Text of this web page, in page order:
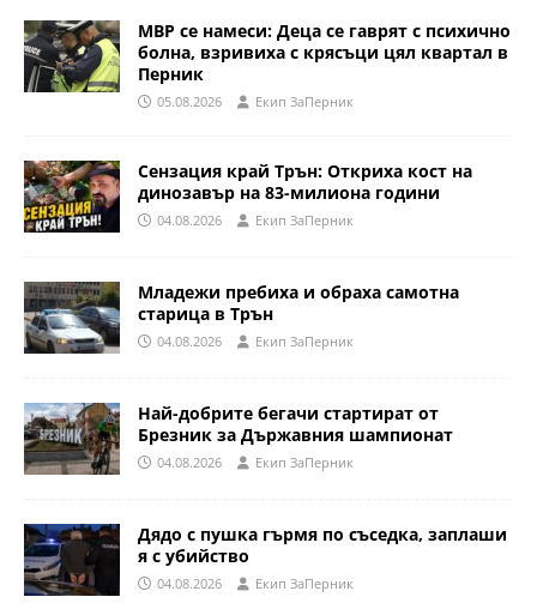
МВР се намеси: Деца се гаврят с психично
болна, взривиха с крясъци цял квартал в
Перник
05.08.2026 Eкип ЗаПерник
Сензация край Трън: Откриха кост на
динозавър на 83-милиона години
04.08.2026 Eкип ЗаПерник
Младежи пребиха и обраха самотна
старица в Трън
04.08.2026 Eкип ЗаПерник
Най-добрите бегачи стартират от
Брезник за Държавния шампионат
04.08.2026 Eкип ЗаПерник
Дядо с пушка гърмя по съседка, заплаши
я с убийство
04.08.2026 Eкип ЗаПерник